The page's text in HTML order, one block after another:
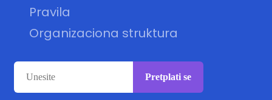
Pravila
Organizaciona struktura
Pretplati se